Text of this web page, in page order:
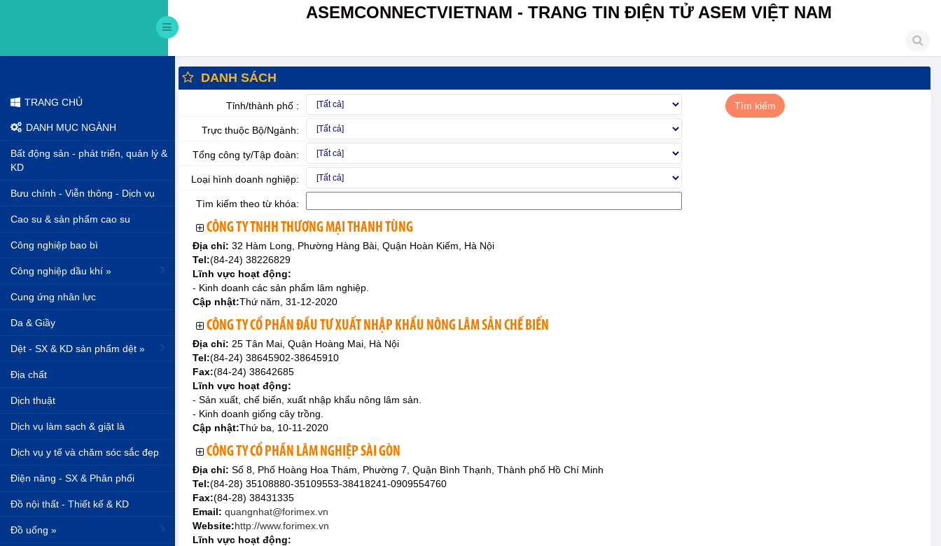
ASEMCONNECTVIETNAM - TRANG TIN ĐIỆN TỬ ASEM VIỆT NAM
TRANG CHỦ
DANH MỤC NGÀNH
Bất động sản - phát triển, quản lý &
KD
Bưu chính - Viễn thông - Dịch vụ
Cao su & sản phẩm cao su
Công nghiệp bao bì
Công nghiệp dầu khí »
Cung ứng nhân lực
Da & Giầy
Dệt - SX & KD sản phẩm dệt »
Địa chất
Dịch thuật
Dịch vụ làm sạch & giặt là
Dịch vụ y tế và chăm sóc sắc đẹp
Điện năng - SX & Phân phối
Đồ nội thất - Thiết kế & KD
Đồ uống »
DANH SÁCH
Tỉnh/thành phố :
Trực thuộc Bộ/Ngành:
Tổng công ty/Tập đoàn:
Loại hình doanh nghiệp:
Tìm kiếm theo từ khóa:
CÔNG TY TNHH THƯƠNG MẠI THANH TÙNG
Địa chỉ: 32 Hàm Long, Phường Hàng Bài, Quận Hoàn Kiếm, Hà Nội
Tel:(84-24) 38226829
Lĩnh vực hoạt động:
- Kinh doanh các sản phẩm lâm nghiệp.
Cập nhật:Thứ năm, 31-12-2020
CÔNG TY CỔ PHẦN ĐẦU TƯ XUẤT NHẬP KHẨU NÔNG LÂM SẢN CHẾ BIẾN
Địa chỉ: 25 Tân Mai, Quận Hoàng Mai, Hà Nội
Tel:(84-24) 38645902-38645910
Fax:(84-24) 38642685
Lĩnh vực hoạt động:
- Sản xuất, chế biến, xuất nhập khẩu nông lâm sản.
- Kinh doanh giống cây trồng.
Cập nhật:Thứ ba, 10-11-2020
CÔNG TY CỔ PHẦN LÂM NGHIỆP SÀI GÒN
Địa chỉ: Số 8, Phố Hoàng Hoa Thám, Phường 7, Quận Bình Thạnh, Thành phố Hồ Chí Minh
Tel:(84-28) 35108880-35109553-38418241-0909554760
Fax:(84-28) 38431335
Email: quangnhat@forimex.vn
Website:http://www.forimex.vn
Lĩnh vực hoạt động: